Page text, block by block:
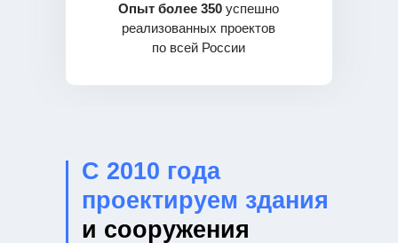
Опыт более 350 успешно
реализованных проектов
по всей России
С 2010 года
проектируем здания
и сооружения